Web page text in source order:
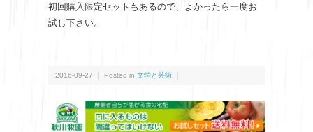
初回購入限定セットもあるので、よかったら一度お
試し下さい。
2016-09-27 ｜ Posted in 文学と芸術